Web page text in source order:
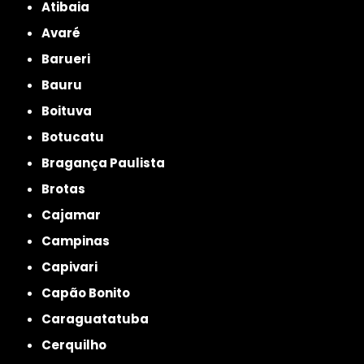
Atibaia
Avaré
Barueri
Bauru
Boituva
Botucatu
Bragança Paulista
Brotas
Cajamar
Campinas
Capivari
Capão Bonito
Caraguatatuba
Cerquilho